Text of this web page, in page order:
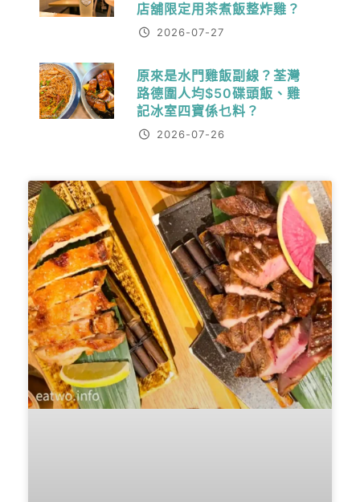
店舖限定用茶煮飯整炸雞？
2026-07-27
原來是水門雞飯副線？荃灣
路德圍人均$50碟頭飯、雞
記冰室四寶係乜料？
2026-07-26